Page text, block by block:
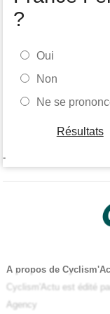
?
Oui
Non
Ne se
Résultats
-
A propos de
Cyclism'Actu est édité
Agency